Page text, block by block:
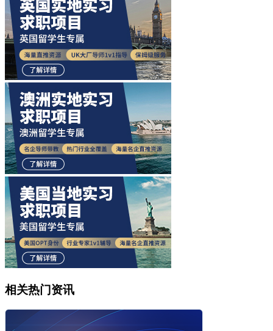
相关热门资讯